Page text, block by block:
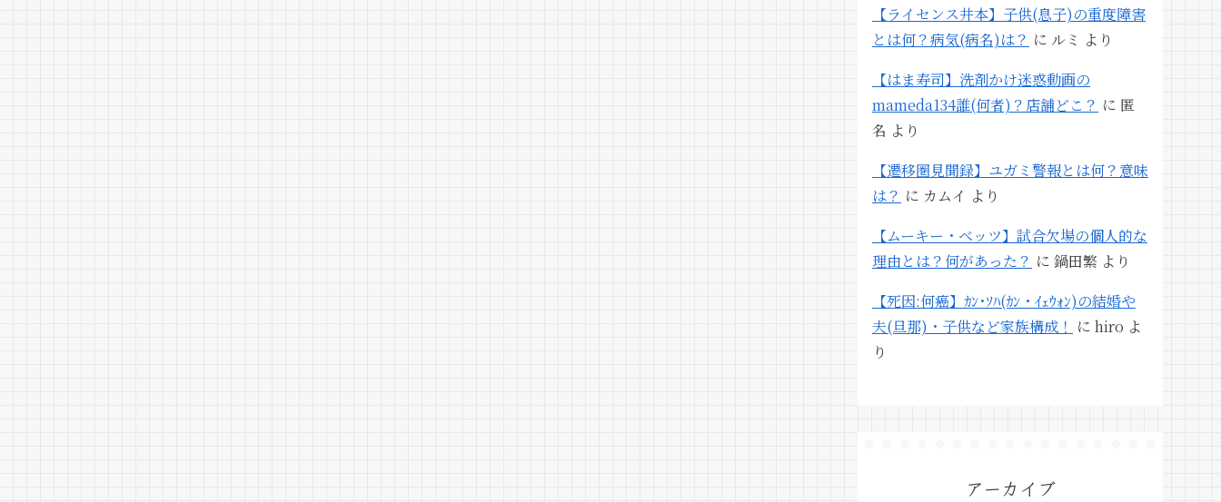
【ライセンス井本】子供(息子)の重度障害
とは何？病気(病名)は？ に ルミ より
【はま寿司】洗剤かけ迷惑動画の
mameda134誰(何者)？店舗どこ？ に 匿
名 より
【遷移圏見聞録】ユガミ警報とは何？意味
は？ に カムイ より
【ムーキー・ベッツ】試合欠場の個人的な
理由とは？何があった？ に 鍋田繁 より
【死因:何癌】ｶﾝ･ｿﾊ(ｶﾝ・ｲｪｳｫﾝ)の結婚や
夫(旦那)・子供など家族構成！ に hiro よ
り
アーカイブ